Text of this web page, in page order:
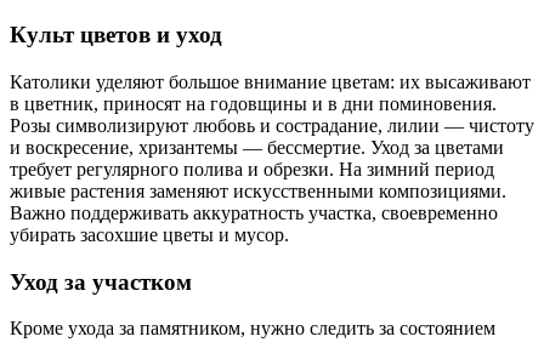
Культ цветов и уход
Католики уделяют большое внимание цветам: их высаживают
в цветник, приносят на годовщины и в дни поминовения.
Розы символизируют любовь и сострадание, лилии — чистоту
и воскресение, хризантемы — бессмертие. Уход за цветами
требует регулярного полива и обрезки. На зимний период
живые растения заменяют искусственными композициями.
Важно поддерживать аккуратность участка, своевременно
убирать засохшие цветы и мусор.
Уход за участком
Кроме ухода за памятником, нужно следить за состоянием